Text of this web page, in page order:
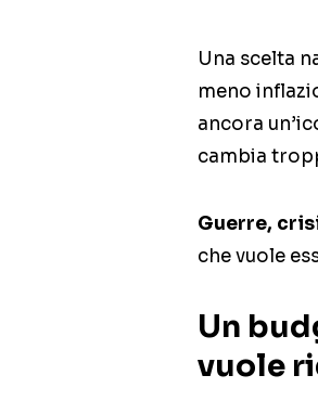
Una scelta
meno
ancora
cambia
Guerre,
che vuole
Un
vuole